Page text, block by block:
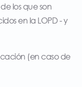
los que son
en la LOPD - y
(en caso de